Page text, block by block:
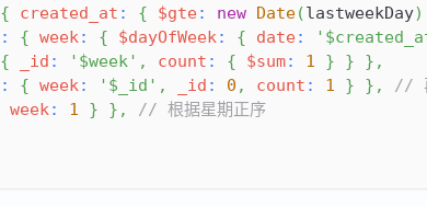
{ created_at : { $gte: new Date(lastweekDay)
: { week: { $dayOfWeek: { date:
{ _id : '$week' , count : { $sum: 1 } } } ,
: { week: '$_id' , _id : 0 , count : 1 } } ,
//
week: 1 } } ,
// 根据星期正序